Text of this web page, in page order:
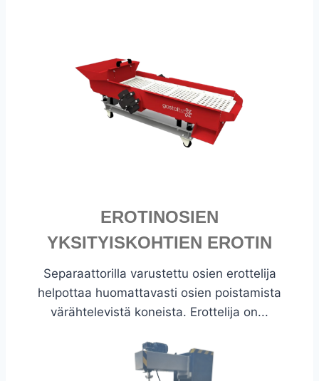
EROTINOSIEN
YKSITYISKOHTIEN EROTIN
Separaattorilla varustettu osien erottelija
helpottaa huomattavasti osien poistamista
värähtelevistä koneista. Erottelija on...